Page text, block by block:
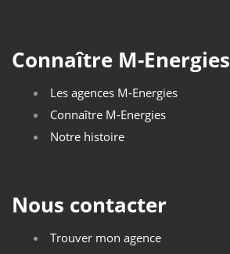
Connaître M-Energies
Les agences M-Energies
Connaître M-Energies
Notre histoire
Nous contacter
Trouver mon agence